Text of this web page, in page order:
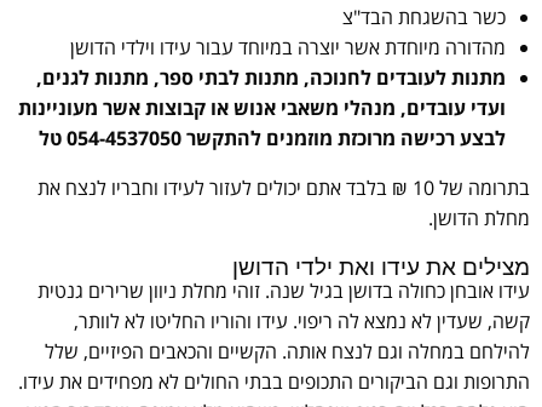
כשר בהשגחת הבד"צ
מהדורה מיוחדת אשר יוצרה במיוחד עבור עידו וילדי הדושן
מתנות לעובדים לחנוכה, מתנות לבתי ספר, מתנות לגנים,
ועדי עובדים, מנהלי משאבי אנוש או קבוצות אשר מעוניינות
לבצע רכישה מרוכזת מוזמנים להתקשר 054-4537050 טל
בתרומה של 10 ₪ בלבד אתם יכולים לעזור לעידו וחבריו לנצח את
מחלת הדושן.
מצילים את עידו ואת ילדי הדושן
עידו אובחן כחולה בדושן בגיל שנה. זוהי מחלת ניוון שרירים גנטית
קשה, שעדין לא נמצא לה ריפוי. עידו והוריו החליטו לא לוותר,
להילחם במחלה וגם לנצח אותה. הקשיים והכאבים הפיזיים, שלל
התרופות וגם הביקורים התכופים בבתי החולים לא מפחידים את עידו.